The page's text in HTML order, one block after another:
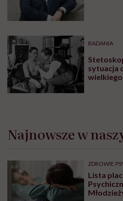
BADANIA
sytuacja
Najnowsze w
ZDROWIE
Lista